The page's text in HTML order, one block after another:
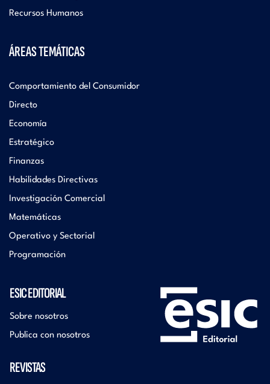
Recursos Humanos
ÁREAS TEMÁTICAS
Comportamiento del Consumidor
Directo
Economía
Estratégico
Finanzas
Habilidades Directivas
Investigación Comercial
Matemáticas
Operativo y Sectorial
Programación
ESIC EDITORIAL
Sobre nosotros
Publica con nosotros
REVISTAS